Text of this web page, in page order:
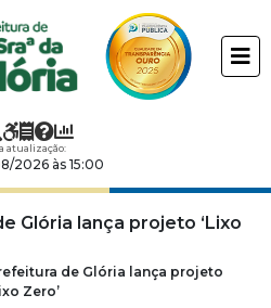
atualização:
2026 às 15:00
Glória lança projeto ‘Lixo
de Glória lança projeto
Zero’